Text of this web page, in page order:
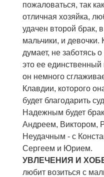
пожаловаться, так
отличная хозяйка,
удачен второй брак,
мальчики, и девочки.
думает, не заботясь
это ее единственный
он немного
Клавдии, которого
будет благодарить
Надежным будет
Андреем, Виктором,
Неудачным - с
Сергеем и Юрием.
УВЛЕЧЕНИЯ И
любит возиться с